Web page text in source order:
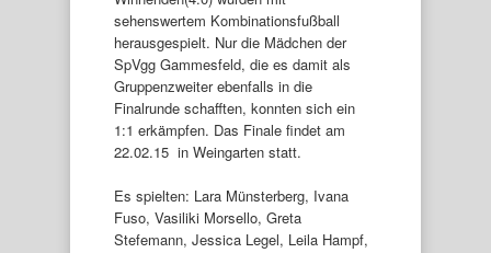
sehenswertem Kombinationsfußball
herausgespielt. Nur die Mädchen der
SpVgg Gammesfeld, die es damit als
Gruppenzweiter ebenfalls in die
Finalrunde schafften, konnten sich ein
1:1 erkämpfen. Das Finale findet am
22.02.15 in Weingarten statt.
Es spielten: Lara Münsterberg, Ivana
Fuso, Vasiliki Morsello, Greta
Stefemann, Jessica Legel, Leila Hampf,